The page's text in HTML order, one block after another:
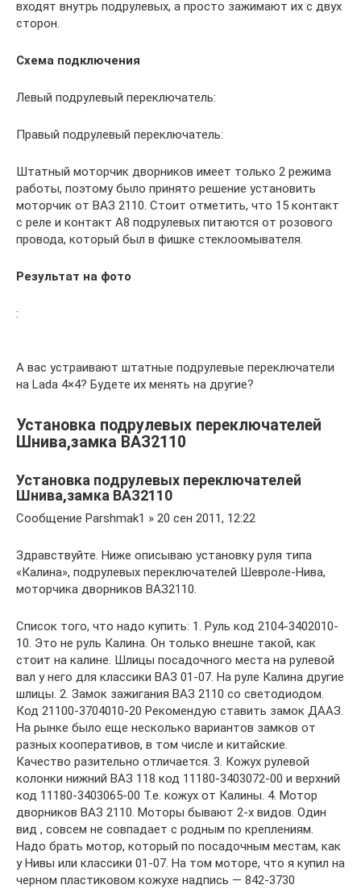
входят внутрь подрулевых, а просто зажимают их с двух
сторон.
Схема подключения
Левый подрулевый переключатель:
Правый подрулевый переключатель:
Штатный моторчик дворников имеет только 2 режима
работы, поэтому было принято решение установить
моторчик от ВАЗ 2110. Стоит отметить, что 15 контакт
с реле и контакт А8 подрулевых питаются от розового
провода, который был в фишке стеклоомывателя.
Результат на фото
:
А вас устраивают штатные подрулевые переключатели
на Lada 4×4? Будете их менять на другие?
Установка подрулевых переключателей
Шнива,замка ВАЗ2110
Установка подрулевых переключателей
Шнива,замка ВАЗ2110
Сообщение Parshmak1 » 20 сен 2011, 12:22
Здравствуйте. Ниже описываю установку руля типа
«Калина», подрулевых переключателей Шевроле-Нива,
моторчика дворников ВАЗ2110.
Список того, что надо купить: 1. Руль код 2104-3402010-
10. Это не руль Калина. Он только внешне такой, как
стоит на калине. Шлицы посадочного места на рулевой
вал у него для классики ВАЗ 01-07. На руле Калина другие
шлицы. 2. Замок зажигания ВАЗ 2110 со светодиодом.
Код 21100-3704010-20 Рекомендую ставить замок ДААЗ.
На рынке было еще несколько вариантов замков от
разных кооперативов, в том числе и китайские.
Качество разительно отличается. 3. Кожух рулевой
колонки нижний ВАЗ 118 код 11180-3403072-00 и верхний
код 11180-3403065-00 Т.е. кожух от Калины. 4. Мотор
дворников ВАЗ 2110. Моторы бывают 2-х видов. Один
вид , совсем не совпадает с родным по креплениям.
Надо брать мотор, который по посадочным местам, как
у Нивы или классики 01-07. На том моторе, что я купил на
черном пластиковом кожухе надпись — 842-3730